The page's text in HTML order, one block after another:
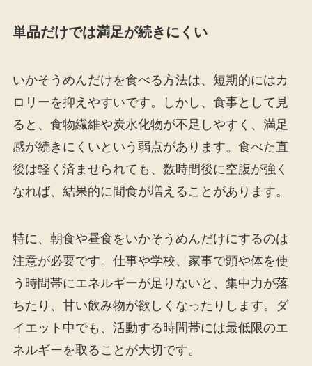
単品だけでは満足が続きにくい
いかそうめんだけを食べる方法は、短期的にはカ
ロリーを抑えやすいです。しかし、食事として見
ると、食物繊維や炭水化物が不足しやすく、満足
感が続きにくいという弱点があります。食べた直
後は軽く済ませられても、数時間後に空腹が強く
なれば、結果的に間食が増えることがあります。
特に、朝食や昼食をいかそうめんだけにするのは
注意が必要です。仕事や学校、家事で頭や体を使
う時間帯にエネルギーが足りないと、集中力が落
ちたり、甘い飲み物が欲しくなったりします。ダ
イエット中でも、活動する時間帯には最低限のエ
ネルギーを取ることが大切です。